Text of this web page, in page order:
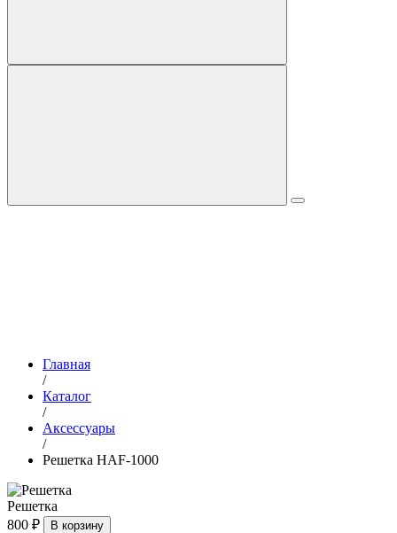
Главная
/
Каталог
/
Аксессуары
/
Решетка HAF-1000
Решетка
800 ₽
В корзину